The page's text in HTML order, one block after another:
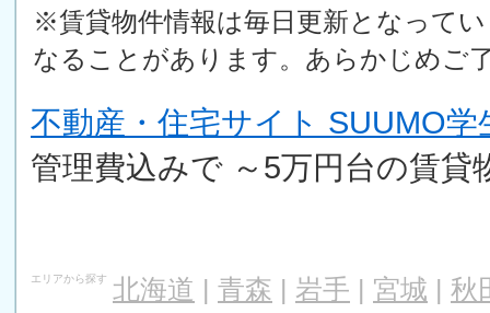
※賃貸物件情報は毎日更新となって
なることがあります。あらかじめご
不動産・住宅サイト SUUMO学
管理費込みで ～5万円台の賃貸
エリアから探す 北海道 青森 岩手 宮城
秋